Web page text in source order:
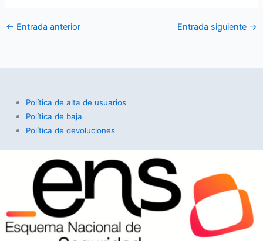
← Entrada anterior Entrada siguiente →
Política de alta de usuarios
Política de baja
Política de devoluciones